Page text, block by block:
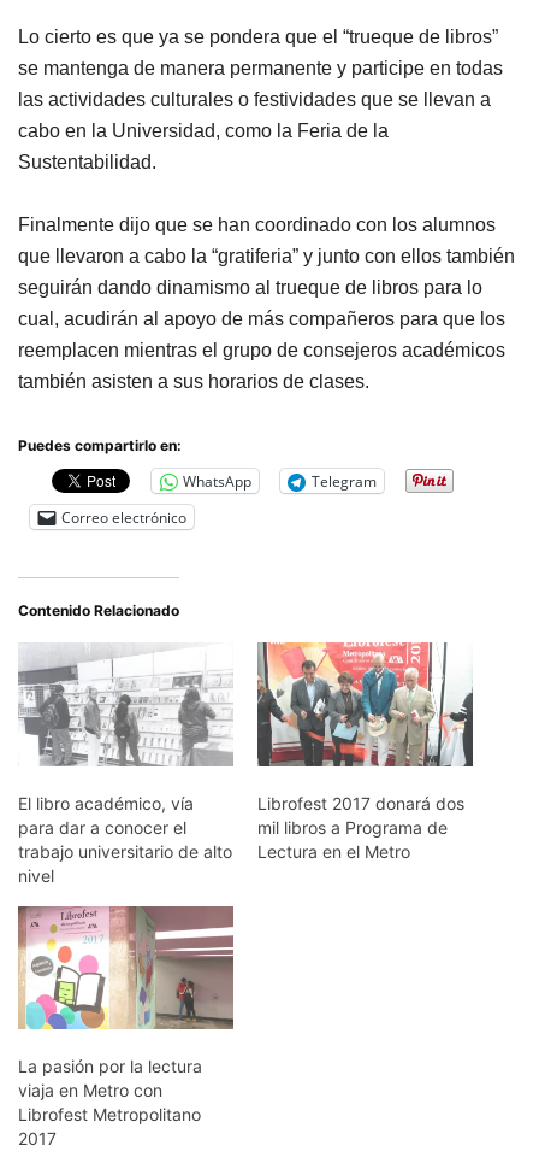
Lo cierto es que ya se pondera que el “trueque de libros”
se mantenga de manera permanente y participe en todas
las actividades culturales o festividades que se llevan a
cabo en la Universidad, como la Feria de la
Sustentabilidad.
Finalmente dijo que se han coordinado con los alumnos
que llevaron a cabo la “gratiferia” y junto con ellos también
seguirán dando dinamismo al trueque de libros para lo
cual, acudirán al apoyo de más compañeros para que los
reemplacen mientras el grupo de consejeros académicos
también asisten a sus horarios de clases.
Puedes compartirlo en:
WhatsApp
Telegram
Correo electrónico
Contenido Relacionado
El libro académico, vía
para dar a conocer el
trabajo universitario de alto
nivel
Librofest 2017 donará dos
mil libros a Programa de
Lectura en el Metro
La pasión por la lectura
viaja en Metro con
Librofest Metropolitano
2017